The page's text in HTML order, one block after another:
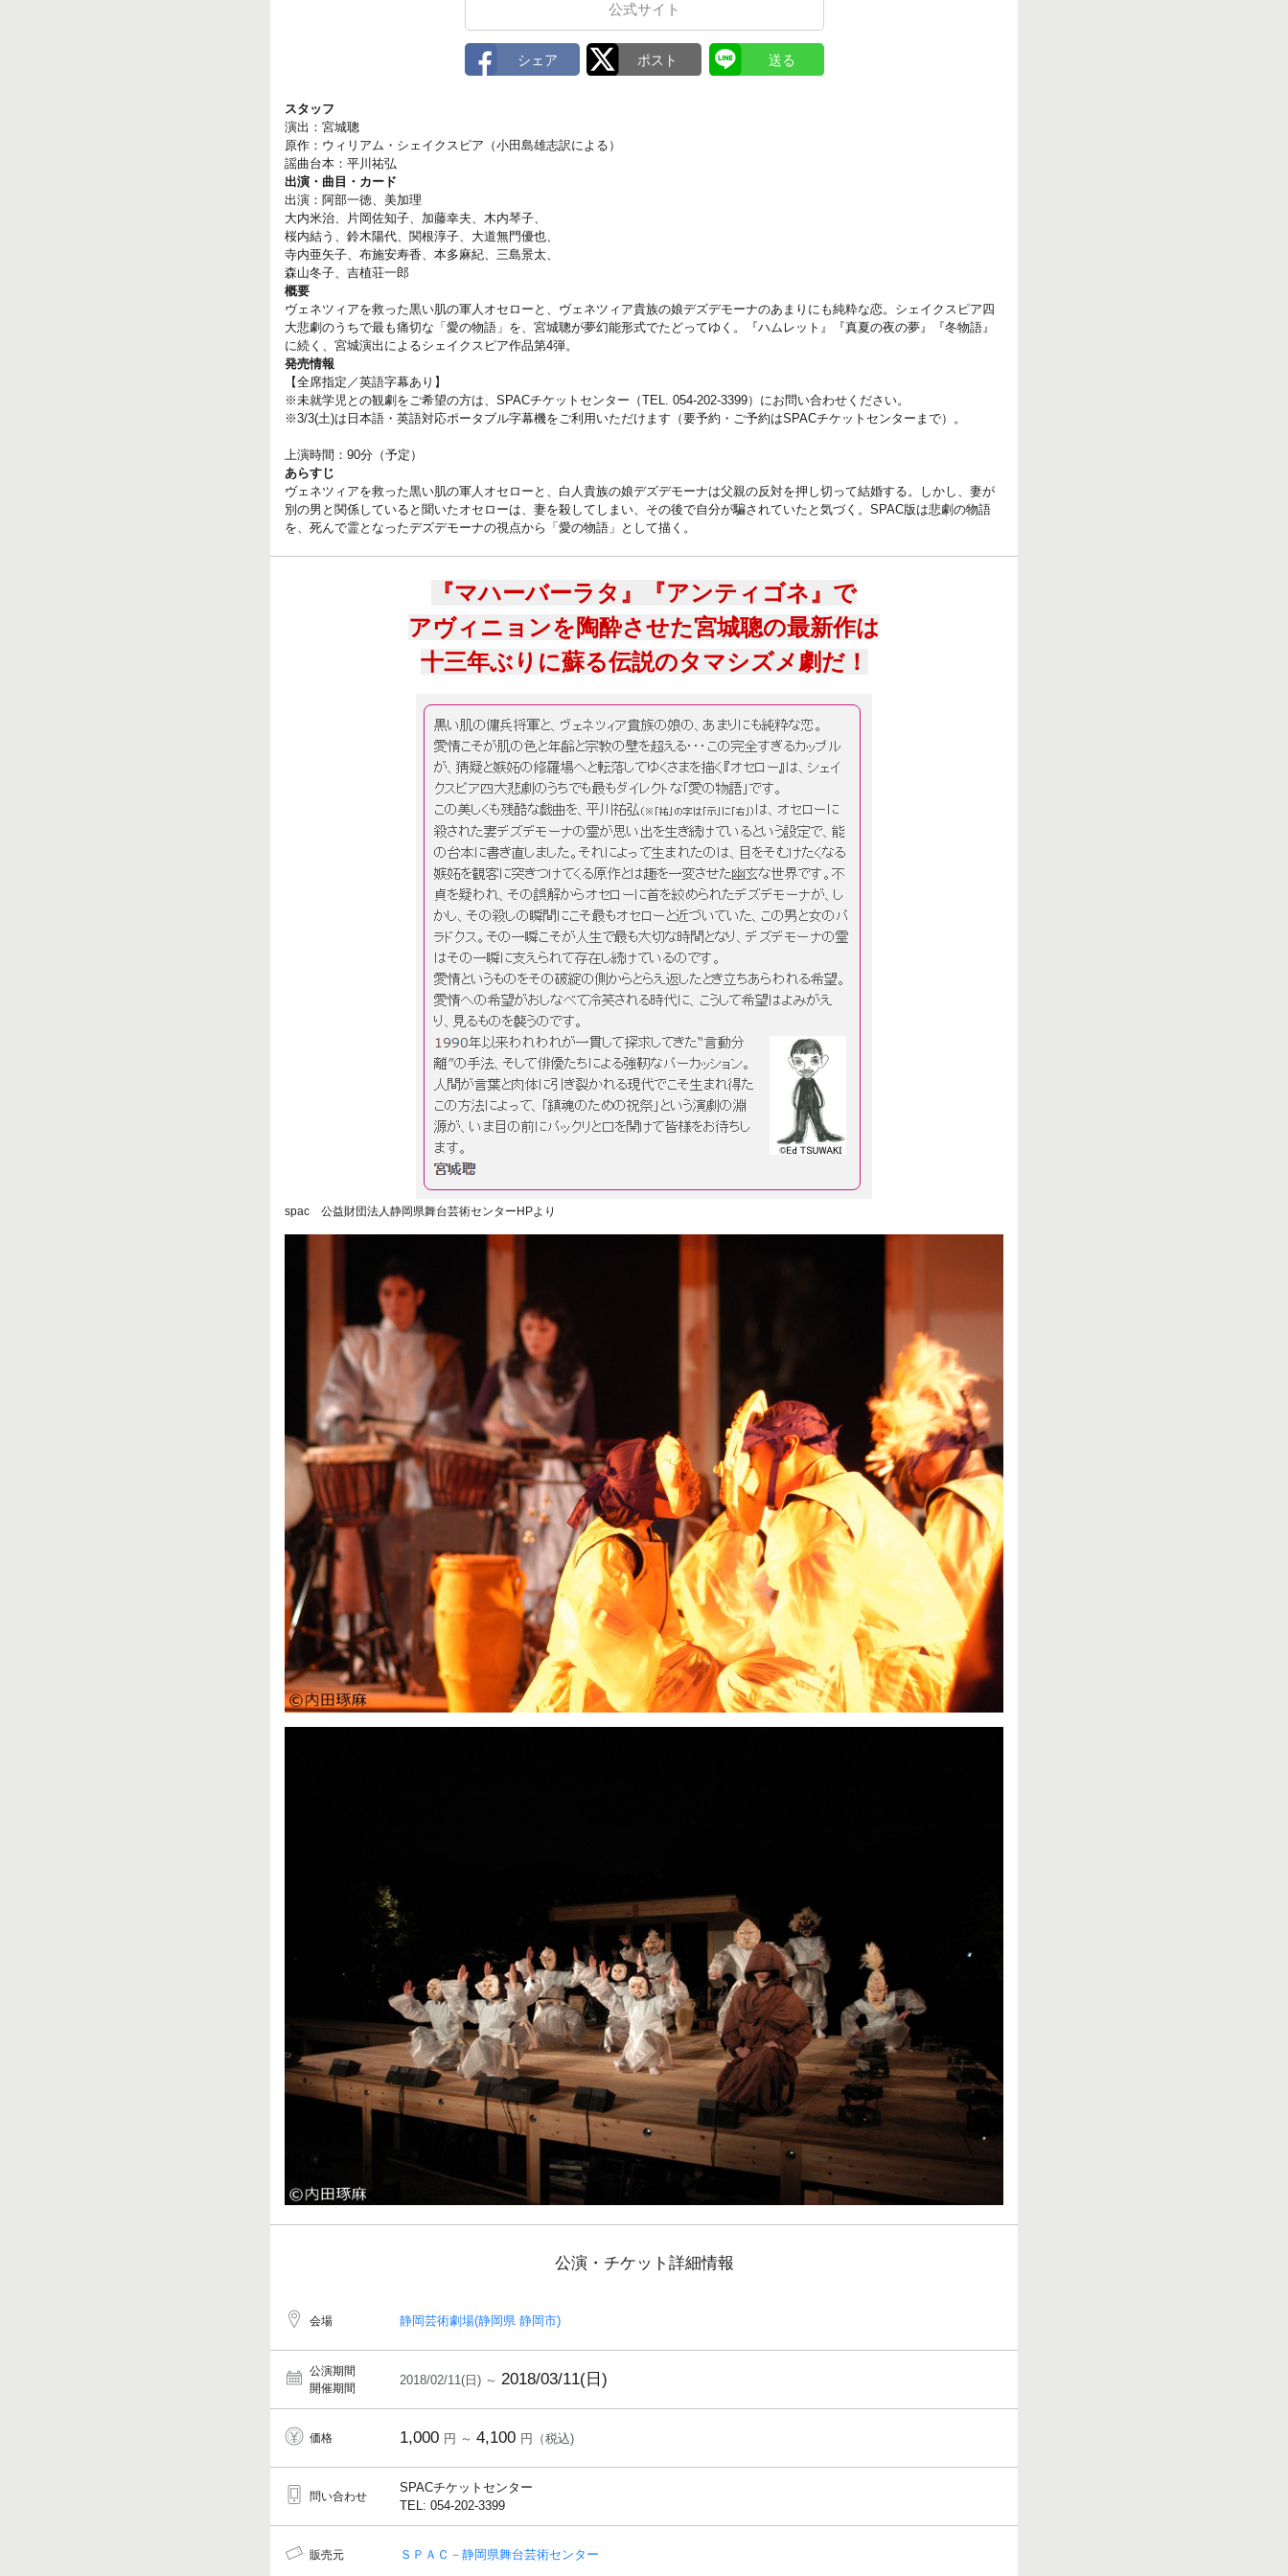
公式サイト
スタッフ
演出：宮城聰
原作：ウィリアム・シェイクスピア（小田島雄志訳による）
謡曲台本：平川祐弘
出演・曲目・カード
出演：阿部一徳、美加理
大内米治、片岡佐知子、加藤幸夫、木内琴子、
桜内結う、鈴木陽代、関根淳子、大道無門優也、
寺内亜矢子、布施安寿香、本多麻紀、三島景太、
森山冬子、吉植荘一郎
概要
ヴェネツィアを救った黒い肌の軍人オセローと、ヴェネツィア貴族の娘デズデモーナのあまりにも純粋な恋。シェイクスピア四
大悲劇のうちで最も痛切な「愛の物語」を、宮城聰が夢幻能形式でたどってゆく。『ハムレット』『真夏の夜の夢』『冬物語』
に続く、宮城演出によるシェイクスピア作品第4弾。
発売情報
【全席指定／英語字幕あり】
※未就学児との観劇をご希望の方は、SPACチケットセンター（TEL. 054-202-3399）にお問い合わせください。
※3/3(土)は日本語・英語対応ポータブル字幕機をご利用いただけます（要予約・ご予約はSPACチケットセンターまで）。
上演時間：90分（予定）
あらすじ
ヴェネツィアを救った黒い肌の軍人オセローと、白人貴族の娘デズデモーナは父親の反対を押し切って結婚する。しかし、妻が
別の男と関係していると聞いたオセローは、妻を殺してしまい、その後で自分が騙されていたと気づく。SPAC版は悲劇の物語
を、死んで霊となったデズデモーナの視点から「愛の物語」として描く。
『マハーバーラタ』『アンティゴネ』で
アヴィニョンを陶酔させた宮城聰の最新作は
十三年ぶりに蘇る伝説のタマシズメ劇だ！
spac 公益財団法人静岡県舞台芸術センターHPより
公演・チケット詳細情報
会場 静岡芸術劇場(静岡県 静岡市)
公演期間
開催期間
2018/02/11(日) ～ 2018/03/11(日)
価格 1,000 円 ～ 4,100 円（税込)
問い合わせ
SPACチケットセンター
TEL: 054-202-3399
販売元 ＳＰＡＣ－静岡県舞台芸術センター